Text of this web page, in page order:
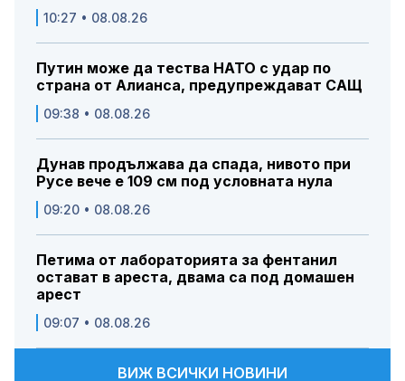
10:27 • 08.08.26
Путин може да тества НАТО с удар по
страна от Алианса, предупреждават САЩ
09:38 • 08.08.26
Дунав продължава да спада, нивото при
Русе вече е 109 см под условната нула
09:20 • 08.08.26
Петима от лабораторията за фентанил
остават в ареста, двама са под домашен
арест
09:07 • 08.08.26
ВИЖ ВСИЧКИ НОВИНИ